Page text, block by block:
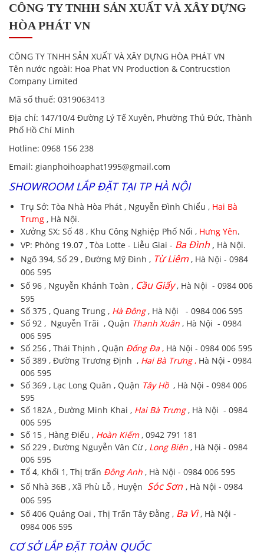
CÔNG TY TNHH SẢN XUẤT VÀ XÂY DỰNG
HÒA PHÁT VN
CÔNG TY TNHH SẢN XUẤT VÀ XÂY DỰNG HÒA PHÁT VN
Tên nước ngoài: Hoa Phat VN Production & Contrucstion
Company Limited
Mã số thuế: 0319063413
Địa chỉ: 147/10/4 Đường Lý Tế Xuyên, Phường Thủ Đức, Thành
Phố Hồ Chí Minh
Hotline: 0968 156 238
Email: gianphoihoaphat1995@gmail.com
SHOWROOM LẮP ĐẶT TẠI TP HÀ NỘI
Trụ Sở: Tòa Nhà Hòa Phát , Nguyễn Đình Chiểu , Hai Bà
Trưng , Hà Nội.
Xưởng SX: Số 48 , Khu Công Nghiệp Phố Nối , Hưng Yên.
VP: Phòng 19.07 , Tòa Lotte - Liễu Giai - Ba Đình , Hà Nội.
Ngõ 394, Số 29 , Đường Mỹ Đình , Từ Liêm , Hà Nội - 0984
006 595
Số 96 , Nguyễn Khánh Toàn , Cầu Giấy , Hà Nội - 0984 006
595
Số 375 , Quang Trung , Hà Đông, Hà Nội - 0984 006 595
Số 92 , Nguyễn Trãi , Quận Thanh Xuân , Hà Nội - 0984
006 595
Số 256 , Thái Thịnh , Quận Đống Đa , Hà Nội - 0984 006 595
Số 389 , Đường Trương Định , Hai Bà Trưng, Hà Nội - 0984
006 595
Số 369 , Lạc Long Quân , Quận Tây Hồ , Hà Nội - 0984 006
595
Số 182A , Đường Minh Khai , Hai Bà Trưng, Hà Nội - 0984
006 595
Số 15 , Hàng Điếu , Hoàn Kiếm , 0942 791 181
Số 229 , Đường Nguyễn Văn Cừ , Long Biên , Hà Nội - 0984
006 595
Tổ 4, Khối 1, Thị trấn Đông Anh , Hà Nội - 0984 006 595
Số Nhà 36B , Xã Phù Lỗ , Huyện Sóc Sơn , Hà Nội - 0984
006 595
Số 406 Quảng Oai , Thị Trấn Tây Đằng , Ba Vì , Hà Nội -
0984 006 595
CƠ SỞ LẮP ĐẶT TOÀN QUỐC